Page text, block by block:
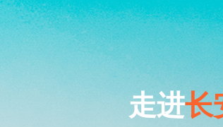
长安金甲百万医疗保险（2021版）
长安驾乘意外伤害保险
车险客户服务
车险保单查询
车险在线理赔
车险理赔指引
关于我们
企业文化
基本信息
年度信息
走进长